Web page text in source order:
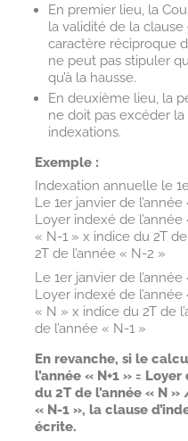
En premier lieu, la
la validité de la
caractère réciproque
ne peut pas stipuler
qu’à la hausse.
En deuxième lieu, la
ne doit pas excéder
indexations.
Exemple :
Indexation annuelle le
Le 1er janvier de l’année
Loyer indexé de l’année
« N-1 » x indice du 2T
2T de l’année « N-2 »
Le 1er janvier de l’année
Loyer indexé de l’année
« N » x indice du 2T de
de l’année « N-1 »
En revanche, si le
l’année « N+1 » =
du 2T de l’année « N
« N-1 », la clause
écrite.